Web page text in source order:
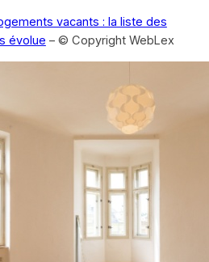
vacants : la liste des
évolue – © Copyright WebLex